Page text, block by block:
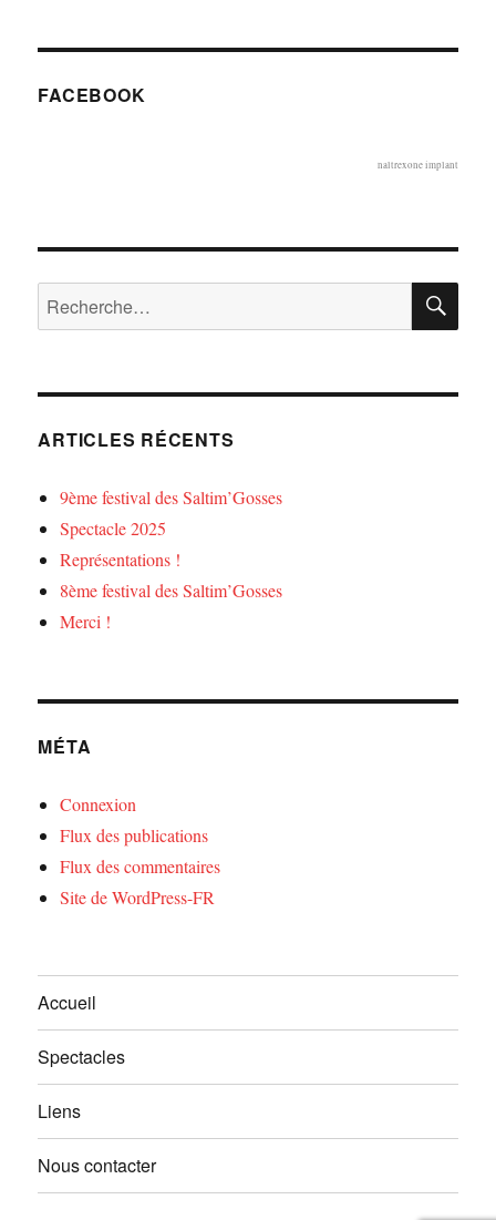
FACEBOOK
naltrexone implant
Recherche
pour :
ARTICLES RÉCENTS
9ème festival des Saltim’Gosses
Spectacle 2025
Représentations !
8ème festival des Saltim’Gosses
Merci !
MÉTA
Connexion
Flux des publications
Flux des commentaires
Site de WordPress-FR
Accueil
Spectacles
Liens
Nous contacter